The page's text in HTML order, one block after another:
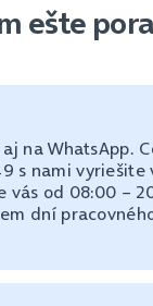
ešte
na WhatsApp.
s nami vyriešite
vás od 08:00 –
dní